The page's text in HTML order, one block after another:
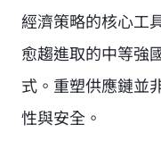
經濟策略的核心工
愈趨進取的中等強
式。重塑供應鏈並
性與安全。